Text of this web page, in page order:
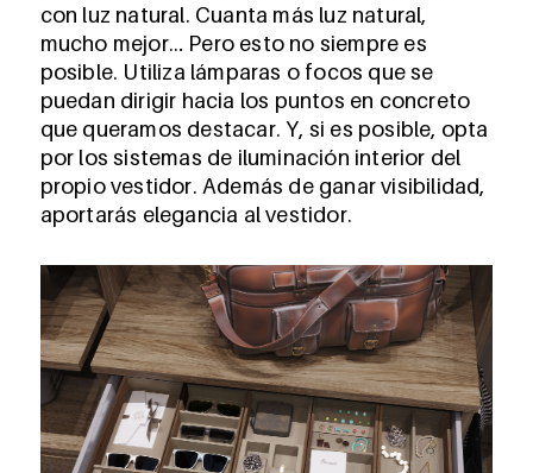
con luz natural. Cuanta más luz natural,
mucho mejor… Pero esto no siempre es
posible. Utiliza lámparas o focos que se
puedan dirigir hacia los puntos en concreto
que queramos destacar. Y, si es posible, opta
por los sistemas de iluminación interior del
propio vestidor. Además de ganar visibilidad,
aportarás elegancia al vestidor.